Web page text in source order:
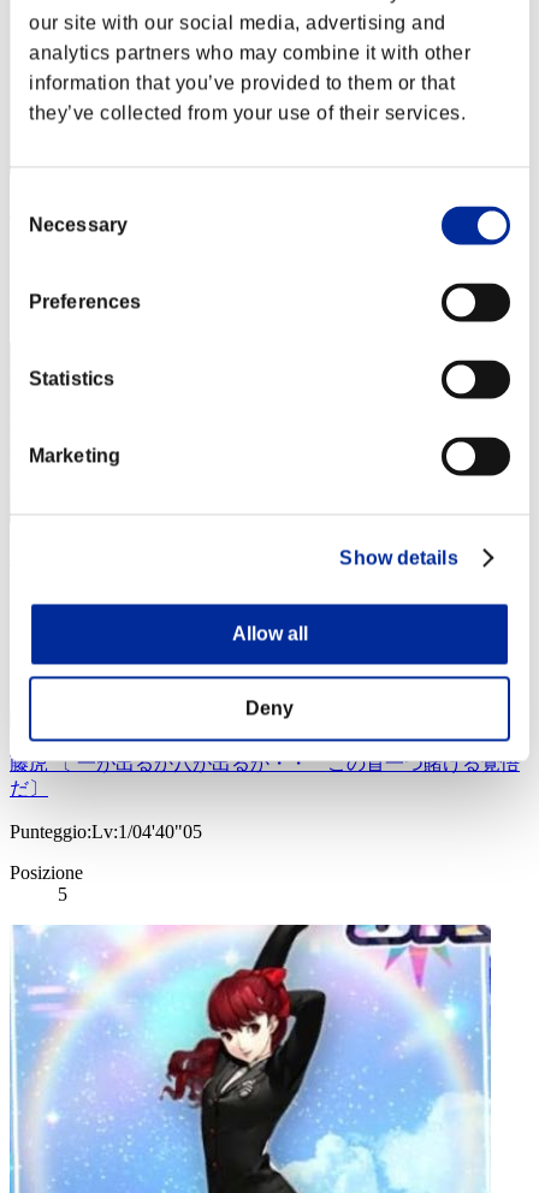
our site with our social media, advertising and
analytics partners who may combine it with other
information that you’ve provided to them or that
they’ve collected from your use of their services.
Selection
Necessary
Preferences
Statistics
Marketing
Show details
Allow all
Deny
Posizione
3
4
藤虎 〔 一が出るか八が出るか・・ この首一つ賭ける覚悟
だ〕
Punteggio:Lv:1/04'40"05
Posizione
5